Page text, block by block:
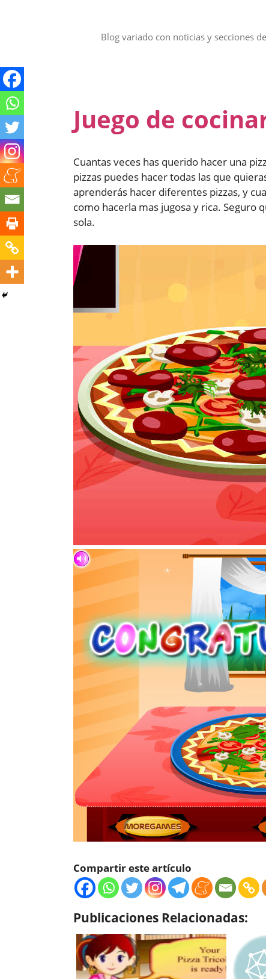
Blog variado con noticias y secciones
Juego de
Cuantas veces has querido hacer una
pizzas puedes hacer todas las que
aprenderás hacer diferentes pizzas, y
como hacerla mas jugosa y rica. Seguro
sola.
Compartir este artículo
Publicaciones Relacionadas: